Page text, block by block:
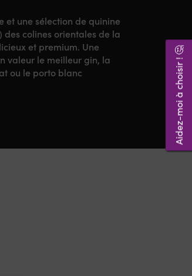
et une sélection de quinine
des colines orientales de la
et premium. Une
valeur le meilleur gin, la
ou le porto blanc
Aidez-moi à choisir ! 🤔